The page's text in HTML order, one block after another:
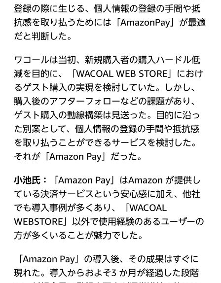
登録の際に生じる、個人情報の登録の手間や抵
抗感を取り払うためには「AmazonPay」が最適
だと判断した。
ワコールは当初、新規購入者の購入ハードル低
減を目的に、「WACOAL WEB STORE」におけ
るゲスト購入の実現を検討していた。しかし、
購入後のアフターフォローなどの課題があり、
ゲスト購入の動線構築は見送った。目的に沿っ
た別案として、個人情報の登録の手間や抵抗感
を取り払うことができるサービスを検討した。
それが「Amazon Pay」だった。
小池氏：
「Amazon Pay」はAmazon が提供し
ている決済サービスという安心感に加え、他社
でも導入事例が多くあり、「WACOAL
WEBSTORE」以外で使用経験のあるユーザーの
方が多くいることが魅力でした。
「Amazon Pay」の導入後、その成果はすぐに
現れた。導入からおよそ3 か月が経過した段階